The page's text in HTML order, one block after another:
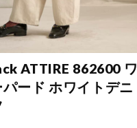
ATTIRE 862600 ワ
ード ホワイトデニ